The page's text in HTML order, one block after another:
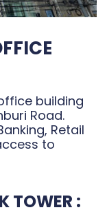
building
Road.
Retail
to
TOWER :